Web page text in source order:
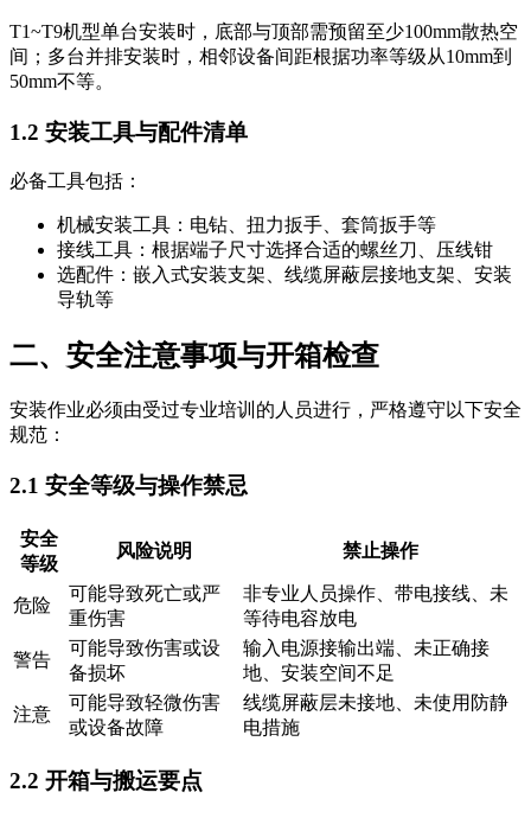
T1~T9机型单台安装时，底部与顶部需预留至少100mm散热空
间；多台并排安装时，相邻设备间距根据功率等级从10mm到
50mm不等。
1.2 安装工具与配件清单
必备工具包括：
机械安装工具：电钻、扭力扳手、套筒扳手等
接线工具：根据端子尺寸选择合适的螺丝刀、压线钳
选配件：嵌入式安装支架、线缆屏蔽层接地支架、安装
导轨等
二、安全注意事项与开箱检查
安装作业必须由受过专业培训的人员进行，严格遵守以下安全
规范：
2.1 安全等级与操作禁忌
安全
等级
风险说明 禁止操作
危险
可能导致死亡或严
重伤害
非专业人员操作、带电接线、未
等待电容放电
警告
可能导致伤害或设
备损坏
输入电源接输出端、未正确接
地、安装空间不足
注意
可能导致轻微伤害
或设备故障
线缆屏蔽层未接地、未使用防静
电措施
2.2 开箱与搬运要点